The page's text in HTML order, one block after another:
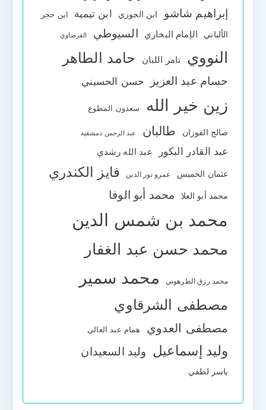
إبراهيم شاشو ابن الجوزي ابن تيمية ابن حجر
الألباني الإمام البخاري السيوطي القرضاوي
النووي تامر اللبان حامد الطاهر
حسام عبد العزيز حسن الحسيني
زين خير الله سعدون المطوع
صالح الفوزان طالبان عبد الرحمن دمشقية
عبد القادر البكور عبد الله رشدي
عثمان الخميس عمرو نور الدين فايز الكندري
محمد أبو العلا محمد أبو الوفا
محمد بن شمس الدين
محمد حسن عبد الغفار
محمد رزق الطرهوني محمد سمير
مصطفى الشرقاوي
مصطفى العدوي همام عبد العالي
وليد إسماعيل وليد السعيدان
ياسر لطفي